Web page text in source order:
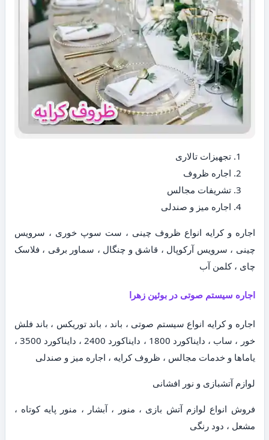
تجهیزات تالاری
اجاره ظروف
تشریفات مجالس
اجاره میز و صندلی
اجاره و کرایه انواع ظروف چینی ، ست سوپ خوری ، سرویس
چینی ، سرویس آرکوپال ، قاشق و چنگال ، سماور برقی ، فلاسک
چای ، کلمن آب
اجاره سیستم صوتی در بوئین زهرا
اجاره و کرایه انواع سیستم صوتی ، باند ، باند توریکس ، باند فلش
خور ، ساب ، دایناکورد 1800 ، دایناکورد 2400 ، دایناکورد 3500 ،
یاماها و خدمات مجالس ، ظروف کرایه ، اجاره میز و صندلی
لوازم آتشبازی و نور افشانی
فروش انواع لوازم آتش بازی ، منور ، آبشار ، منور پایه کوتاه ،
مشعل ، دود رنگی